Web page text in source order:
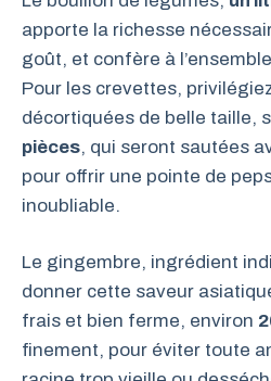
apporte la richesse
goût, et confère à
Pour les crevettes,
décortiquées de belle taille,
pièces, qui seront sautées
pour offrir une pointe de
inoubliable.
Le gingembre, ingrédient
donner cette saveur
frais et bien ferme, environ
finement, pour éviter toute